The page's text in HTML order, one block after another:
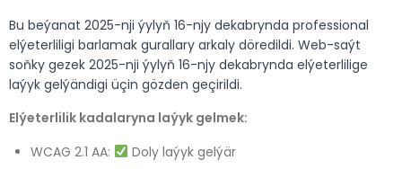
Bu beýanat 2025-nji ýylyň 16-njy dekabrynda professional
elýeterliligi barlamak gurallary arkaly döredildi. Web-saýt
soňky gezek 2025-nji ýylyň 16-njy dekabrynda elýeterlilige
laýyk gelýändigi üçin gözden geçirildi.
Elýeterlilik kadalaryna laýyk gelmek:
WCAG 2.1 AA:
Doly laýyk gelýär